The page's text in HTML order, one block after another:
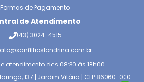
Formas de Pagamento
de Atendimento
(43) 3024-4515
atendimento das 08:30 às 18h00
137 | Jardim Vitória | CEP 86060-000